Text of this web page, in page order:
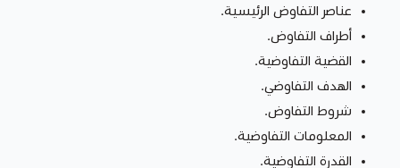
عناصر التفاوض الرئيسية.
أطراف التفاوض.
القضية التفاوضية.
الهدف التفاوضي.
شروط التفاوض.
المعلومات التفاوضية.
القدرة التفاوضية.